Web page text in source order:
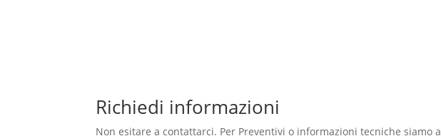
Richiedi informazioni
Non esitare a contattarci. Per Preventivi o informazioni tecniche siamo a